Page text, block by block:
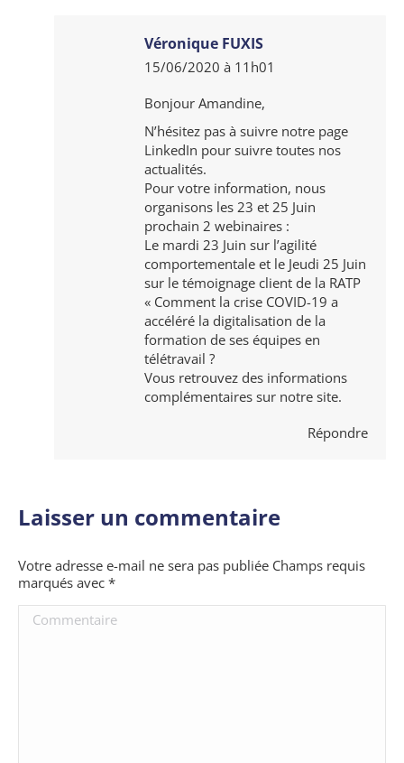
Véronique FUXIS
dit
15/06/2020 à 11h01
Bonjour Amandine,
N’hésitez pas à suivre notre page
LinkedIn pour suivre toutes nos
actualités.
Pour votre information, nous
organisons les 23 et 25 Juin
prochain 2 webinaires :
Le mardi 23 Juin sur l’agilité
comportementale et le Jeudi 25 Juin
sur le témoignage client de la RATP
« Comment la crise COVID-19 a
accéléré la digitalisation de la
formation de ses équipes en
télétravail ?
Vous retrouvez des informations
complémentaires sur notre site.
Répondre
Laisser un commentaire
Votre adresse e-mail ne sera pas publiée Champs requis
marqués avec *
Commentaire